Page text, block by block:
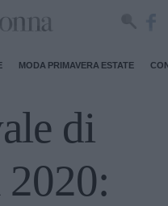
MODA PRIMAVERA ESTATE
di
2020: